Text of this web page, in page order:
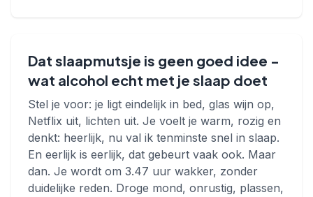
Dat slaapmutsje is geen goed idee -
wat alcohol echt met je slaap doet
Stel je voor: je ligt eindelijk in bed, glas wijn op,
Netflix uit, lichten uit. Je voelt je warm, rozig en
denkt: heerlijk, nu val ik tenminste snel in slaap.
En eerlijk is eerlijk, dat gebeurt vaak ook. Maar
dan. Je wordt om 3.47 uur wakker, zonder
duidelijke reden. Droge mond, onrustig, plassen,